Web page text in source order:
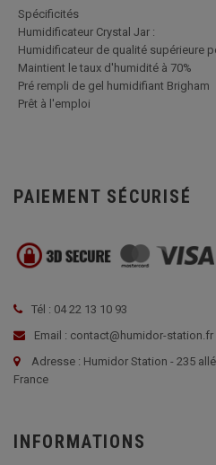
Spécificités
Humidificateur Crystal Jar :
Humidificateur de qualité supérieure
Maintient le taux d'humidité à 70%
Pré rempli de gel humidifiant Brigham
Prêt à l'emploi
PAIEMENT SÉCURISÉ
Tél : 04 22 13 10 93
Email : contact@humidor-station.fr
Adresse : Humidor Station - 235
France
INFORMATIONS